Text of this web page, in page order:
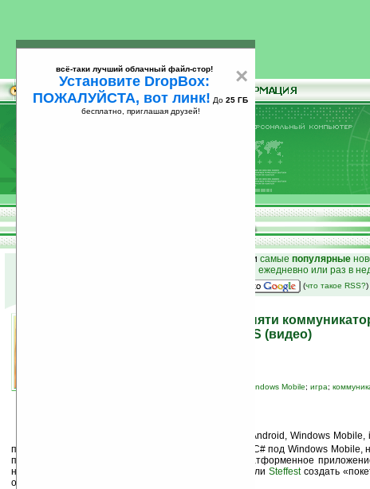
25
и самые популярные
на email ежедневно или раз в
(что такое RSS?)
«Покетофоногитара» из пяти
Windows Mobile, iPhone OS (видео)
Windows Mobile; игра;
ять коммуникаторов на трёх платформах (Android, Windows
познания в программировании на Java под android, C# под Windows Mobile,
приложений от сторонних разработчиков, кросс-платформенное
на аккумуляторной батарее и рулон скотча позволили Steffestсоздать
освоить игру на ней. Смотрим и удивляемся :)
×
всё-таки лучший облачный файл-стор!
Установите DropBox:
ПОЖАЛУЙСТА, вот линк! До 25 ГБ
бесплатно, приглашая друзей!